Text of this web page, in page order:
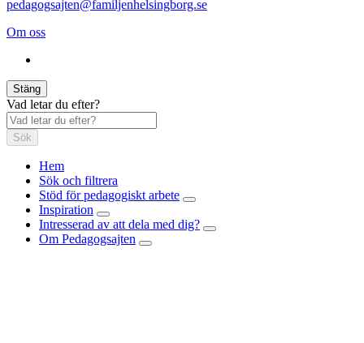
pedagogsajten@familjenhelsingborg.se
Om oss
Stäng
Vad letar du efter?
Sök
Hem
Sök och filtrera
Stöd för pedagogiskt arbete
Inspiration
Intresserad av att dela med dig?
Om Pedagogsajten